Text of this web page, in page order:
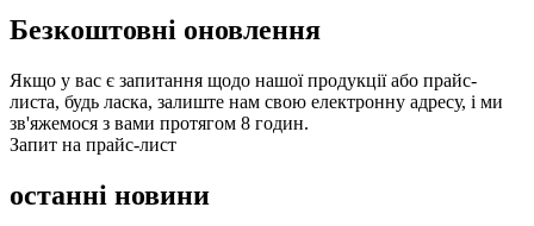
Безкоштовні оновлення
Якщо у вас є запитання щодо нашої продукції або прайс-
листа, будь ласка, залиште нам свою електронну адресу, і ми
зв'яжемося з вами протягом 8 годин.
Запит на прайс-лист
останні новини